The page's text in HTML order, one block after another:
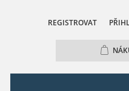
REGISTROVAT